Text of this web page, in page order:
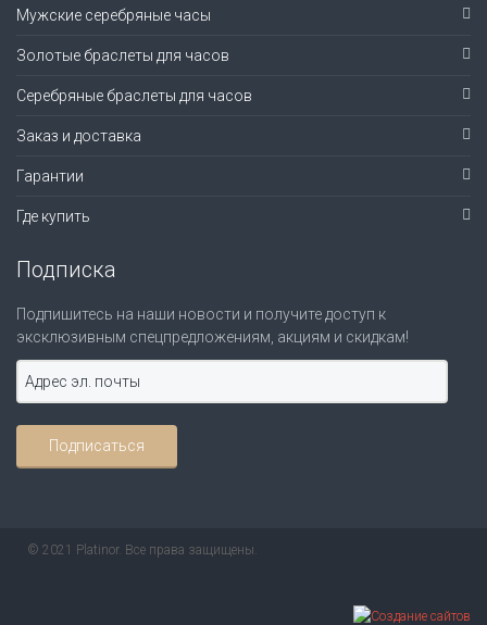
Мужские серебряные часы
Золотые браслеты для часов
Серебряные браслеты для часов
Заказ и доставка
Гарантии
Где купить
Подписка
Подпишитесь на наши новости и получите доступ к
эксклюзивным спецпредложениям, акциям и скидкам!
© 2021 Platinor. Все права защищены.